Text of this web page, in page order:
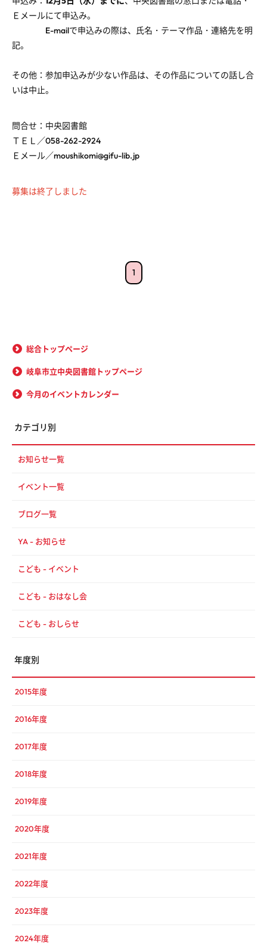
Ｅメールにて申込み。
E-mailで申込みの際は、氏名・テーマ作品・連絡先を明
記。
その他：参加申込みが少ない作品は、その作品についての話し合
いは中止。
問合せ：中央図書館
ＴＥＬ／058-262-2924
Ｅメール／moushikomi@gifu-lib.jp
募集は終了しました
1
総合トップページ
岐阜市立中央図書館トップページ
今月のイベントカレンダー
カテゴリ別
お知らせ一覧
イベント一覧
ブログ一覧
YA - お知らせ
こども - イベント
こども - おはなし会
こども - おしらせ
年度別
2015年度
2016年度
2017年度
2018年度
2019年度
2020年度
2021年度
2022年度
2023年度
2024年度